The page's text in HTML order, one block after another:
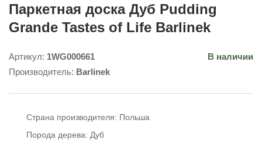
Паркетная доска Дуб Pudding
Grande Tastes of Life Barlinek
Артикул: 1WG000661
В наличии
Производитель: Barlinek
Страна производителя: Польша
Порода дерева: Дуб